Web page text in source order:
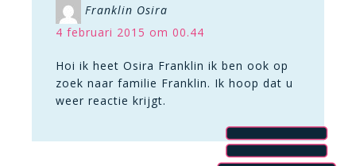
Franklin Osira
4 februari 2015 om 00.44
Hoi ik heet Osira Franklin ik ben ook op
zoek naar familie Franklin. Ik hoop dat u
weer reactie krijgt.